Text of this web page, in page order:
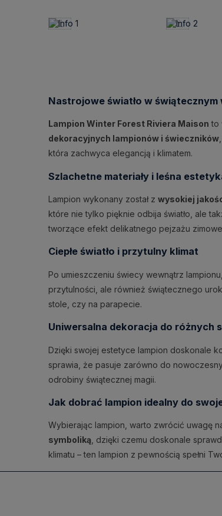
Nastrojowe światło w świątecznym
Lampion Winter Forest Riviera Maison to
dekoracyjnych lampionów i świeczników
która zachwyca elegancją i klimatem.
Szlachetne materiały i leśna
Lampion wykonany został z wysokiej
które nie tylko pięknie odbija światło, ale
tworzące efekt delikatnego pejzażu
Ciepłe światło i przytulny klimat
Po umieszczeniu świecy wewnątrz lampionu,
przytulności, ale również świątecznego
stole, czy na parapecie.
Uniwersalna dekoracja do różnych
Dzięki swojej estetyce lampion doskonale
sprawia, że pasuje zarówno do
odrobiny świątecznej magii.
Jak dobrać lampion idealny do
Wybierając lampion, warto zwrócić uwagę
symboliką , dzięki czemu doskonale
klimatu – ten lampion z pewnością spełni